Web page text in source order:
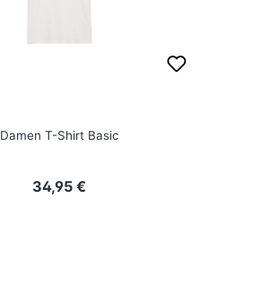
Damen T-Shirt Basic
Regulärer Preis:
34,95 €